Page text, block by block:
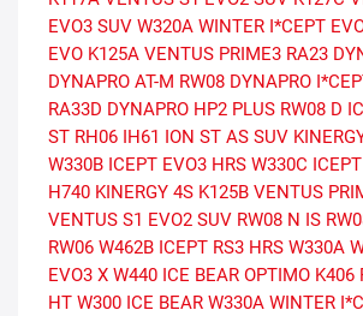
EVO3 SUV W320A WINTER I*CEPT
EVO K125A VENTUS PRIME3 RA23
DYNAPRO AT-M RW08 DYNAPRO
RA33D DYNAPRO HP2 PLUS RW08 D
ST RH06 IH61 ION ST AS SUV
W330B ICEPT EVO3 HRS W330C
H740 KINERGY 4S K125B VENTUS
VENTUS S1 EVO2 SUV RW08 N IS
RW06 W462B ICEPT RS3 HRS W330A
EVO3 X W440 ICE BEAR OPTIMO K406
HT W300 ICE BEAR W330A WINTER